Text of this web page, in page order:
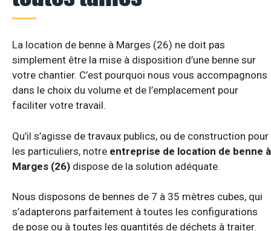
La location de benne à Marges (26) ne doit pas
simplement être la mise à disposition d’une benne sur
votre chantier. C’est pourquoi nous vous accompagnons
dans le choix du volume et de l’emplacement pour
faciliter votre travail.
Qu’il s’agisse de travaux publics, ou de construction pour
les particuliers, notre entreprise de location de benne à
Marges (26) dispose de la solution adéquate.
Nous disposons de bennes de 7 à 35 mètres cubes, qui
s’adapterons parfaitement à toutes les configurations
de pose ou à toutes les quantités de déchets à traiter.